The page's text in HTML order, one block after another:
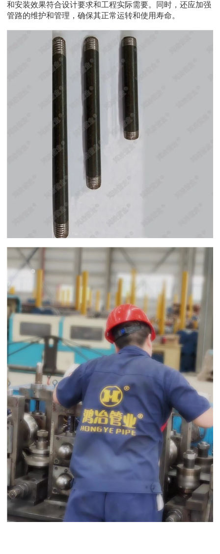
和安装效果符合设计要求和工程实际需要。同时，还应加强
管路的维护和管理，确保其正常运转和使用寿命。